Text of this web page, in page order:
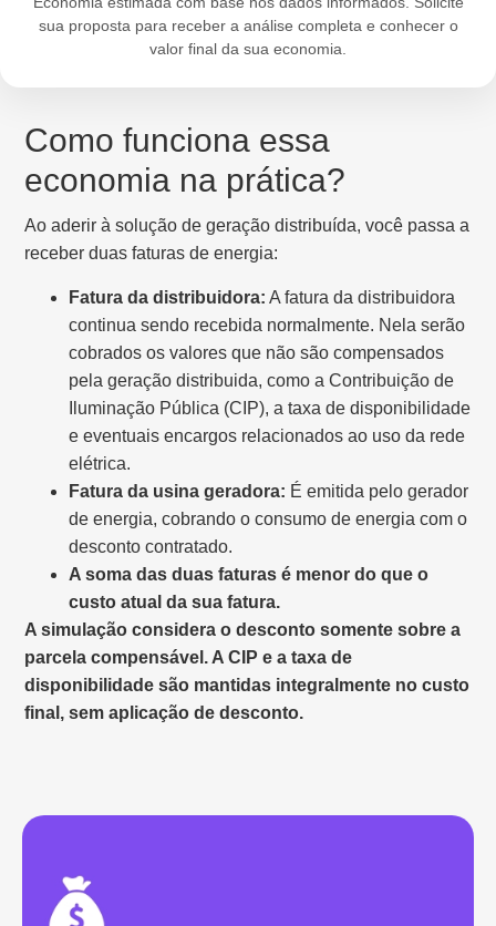
sua proposta para receber a análise completa e conhecer o
valor final da sua economia.
Como funciona essa
economia na prática?
Ao aderir à solução de geração distribuída, você passa a
receber duas faturas de energia:
Fatura da distribuidora: A fatura da distribuidora
continua sendo recebida normalmente. Nela serão
cobrados os valores que não são compensados
pela geração distribuida, como a Contribuição de
Iluminação Pública (CIP), a taxa de disponibilidade
e eventuais encargos relacionados ao uso da rede
elétrica.
Fatura da usina geradora: É emitida pelo gerador
de energia, cobrando o consumo de energia com o
desconto contratado.
A soma das duas faturas é menor do que o
custo atual da sua fatura.
A simulação considera o desconto somente sobre a
parcela compensável. A CIP e a taxa de
disponibilidade são mantidas integralmente no custo
final, sem aplicação de desconto.